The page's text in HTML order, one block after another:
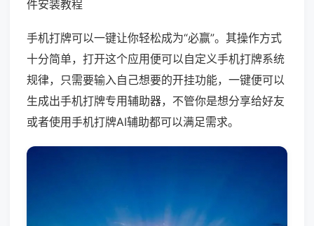
件安装教程
手机打牌可以一键让你轻松成为“必赢”。其操作方式
十分简单，打开这个应用便可以自定义手机打牌系统
规律，只需要输入自己想要的开挂功能，一键便可以
生成出手机打牌专用辅助器，不管你是想分享给好友
或者使用手机打牌AI辅助都可以满足需求。